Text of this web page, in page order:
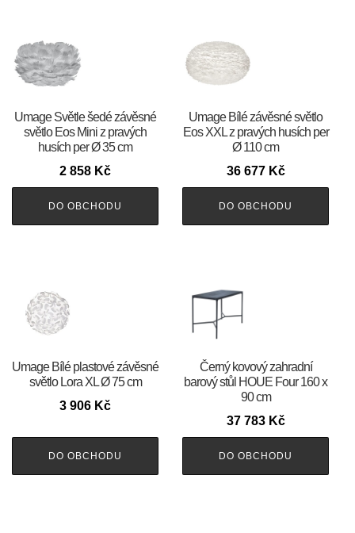
Umage Světle šedé závěsné
světlo Eos Mini z pravých
husích per Ø 35 cm
2 858 Kč
DO OBCHODU
Umage Bílé závěsné světlo
Eos XXL z pravých husích per
Ø 110 cm
36 677 Kč
DO OBCHODU
Umage Bílé plastové závěsné
světlo Lora XL Ø 75 cm
3 906 Kč
DO OBCHODU
Černý kovový zahradní
barový stůl HOUE Four 160 x
90 cm
37 783 Kč
DO OBCHODU